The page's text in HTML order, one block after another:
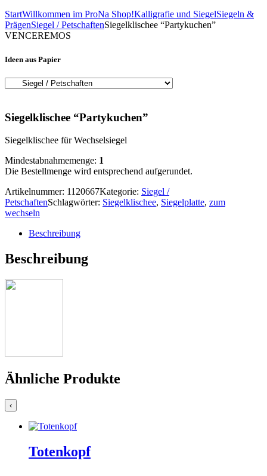
StartWillkommen im ProNa Shop!Kalligrafie und SiegelSiegeln &
PrägenSiegel / PetschaftenSiegelklischee “Partykuchen”
VENCEREMOS
Ideen aus Papier
Siegelklischee “Partykuchen”
Siegelklischee für Wechselsiegel
Mindestabnahmemenge: 1
Die Bestellmenge wird entsprechend aufgerundet.
Artikelnummer: 1120667Kategorie: Siegel /
PetschaftenSchlagwörter: Siegelklischee, Siegelplatte, zum
wechseln
Beschreibung
Beschreibung
Ähnliche Produkte
‹
Totenkopf